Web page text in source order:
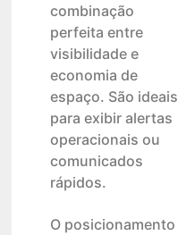
combinação
perfeita entre
visibilidade e
economia de
espaço. São ideais
para exibir alertas
operacionais ou
comunicados
rápidos.
O posicionamento